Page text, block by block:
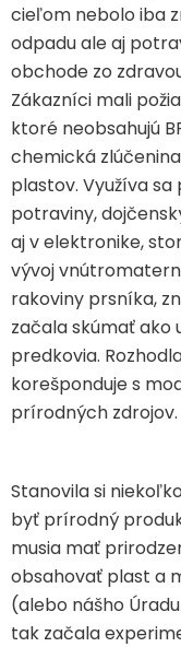
cieľom nebolo iba
odpadu ale aj
obchode zo
Zákazníci mali
ktoré neobsahujú
chemická
plastov. Využíva sa
potraviny,
aj v elektronike,
vývoj
rakoviny prsníka,
začala skúmať ako
predkovia.
korešponduje s
prírodných zdrojov.
Stanovila si
byť prírodný
musia mať
obsahovať plast a
(alebo nášho
tak začala